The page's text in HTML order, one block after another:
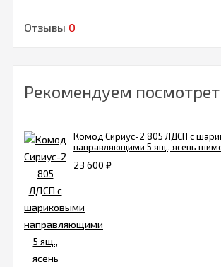
Отзывы 0
Рекомендуем
Комод Сириус-2 805 ЛДСП с
направляющими 5 ящ., ясень
23 600 ₽